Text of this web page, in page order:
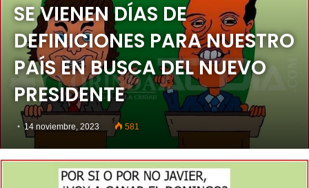
SE VIENEN DÍAS DE
DEFINICIONES PARA NUESTRO
PAÍS EN BUSCA DEL NUEVO
PRESIDENTE
14 noviembre, 2023 581